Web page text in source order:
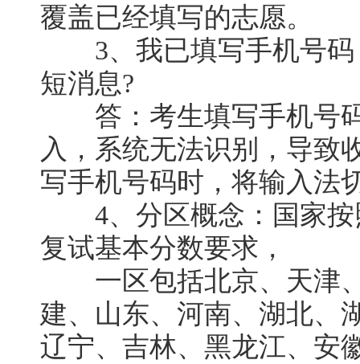
覆盖已经填写的志愿。
3、我已填写手机号码
短消息?
答：考生填写手机号码
入，系统无法识别，导致
写手机号码时，将输入法
4、分区概念：国家按
复试基本分数要求，
一区包括北京、天津
建、山东、河南、湖北、
辽宁、吉林、黑龙江、安